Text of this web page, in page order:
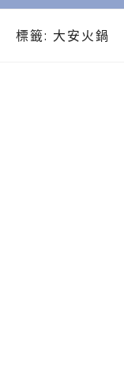
標籤: 大安火鍋